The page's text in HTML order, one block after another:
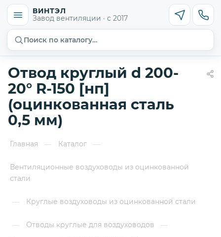
ВИНТЭЛ
Завод вентиляции · с 2017
Поиск по каталогу…
Отвод круглый d 200-
20° R-150 [нп]
(оцинкованная сталь
0,5 мм)
Главная — Каталог —
Вентиляционные воздуховоды из оцинкованной
стали
— Круглые воздуховоды из оцинкованной стали
— Отводы круглые для воздуховодов
—